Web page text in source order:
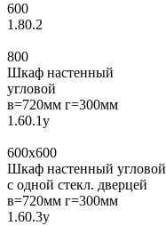
600
1.80.2
800
Шкаф настенный
угловой
в=720мм г=300мм
1.60.1у
600x600
Шкаф настенный угловой
с одной стекл. дверцей
в=720мм г=300мм
1.60.3у